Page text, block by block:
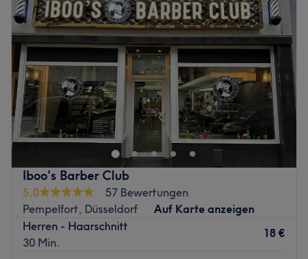
Iboo's Barber Club
5,0
57 Bewertungen
Pempelfort, Düsseldorf
Auf Karte anzeigen
Herren - Haarschnitt
30 Min.
18 €